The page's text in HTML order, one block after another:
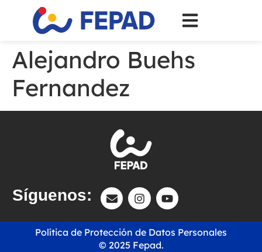
Alejandro Buehs
Fernandez
Síguenos:
© 2025 Fepad.
Política de Protección de Datos Personales